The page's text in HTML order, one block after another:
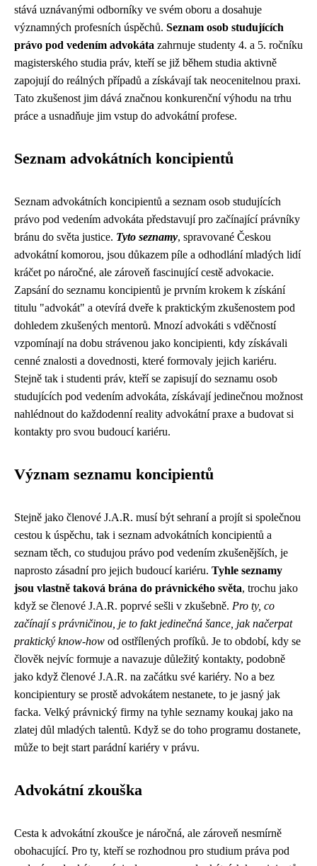
stává uznávanými odborníky ve svém oboru a dosahuje
významných profesních úspěchů. Seznam osob studujících
právo pod vedením advokáta zahrnuje studenty 4. a 5. ročníku
magisterského studia práv, kteří se již během studia aktivně
zapojují do reálných případů a získávají tak neocenitelnou praxi.
Tato zkušenost jim dává značnou konkurenční výhodu na trhu
práce a usnadňuje jim vstup do advokátní profese.
Seznam advokátních koncipientů
Seznam advokátních koncipientů a seznam osob studujících
právo pod vedením advokáta představují pro začínající právníky
bránu do světa justice. Tyto seznamy, spravované Českou
advokátní komorou, jsou důkazem píle a odhodlání mladých lidí
kráčet po náročné, ale zároveň fascinující cestě advokacie.
Zapsání do seznamu koncipientů je prvním krokem k získání
titulu "advokát" a otevírá dveře k praktickým zkušenostem pod
dohledem zkušených mentorů. Mnozí advokáti s vděčností
vzpomínají na dobu strávenou jako koncipienti, kdy získávali
cenné znalosti a dovednosti, které formovaly jejich kariéru.
Stejně tak i studenti práv, kteří se zapisují do seznamu osob
studujících pod vedením advokáta, získávají jedinečnou možnost
nahlédnout do každodenní reality advokátní praxe a budovat si
kontakty pro svou budoucí kariéru.
Význam seznamu koncipientů
Stejně jako členové J.A.R. musí být sehraní a projít si společnou
cestou k úspěchu, tak i seznam advokátních koncipientů a
seznam těch, co studujou právo pod vedením zkušenějších, je
naprosto zásadní pro jejich budoucí kariéru. Tyhle seznamy
jsou vlastně taková brána do právnického světa, trochu jako
když se členové J.A.R. poprvé sešli v zkušebně. Pro ty, co
začínají s právničinou, je to fakt jedinečná šance, jak načerpat
praktický know-how od ostřílených profíků. Je to období, kdy se
člověk nejvíc formuje a navazuje důležitý kontakty, podobně
jako když členové J.A.R. na začátku své kariéry. No a bez
koncipientury se prostě advokátem nestanete, to je jasný jak
facka. Velký právnický firmy na tyhle seznamy koukaj jako na
zlatej důl mladých talentů. Když se do toho programu dostanete,
může to bejt start parádní kariéry v právu.
Advokátní zkouška
Cesta k advokátní zkoušce je náročná, ale zároveň nesmírně
obohacující. Pro ty, kteří se rozhodnou pro studium práva pod